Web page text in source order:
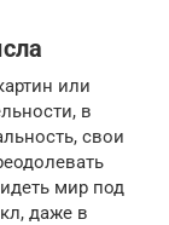
или
в
свои
мир под
даже в